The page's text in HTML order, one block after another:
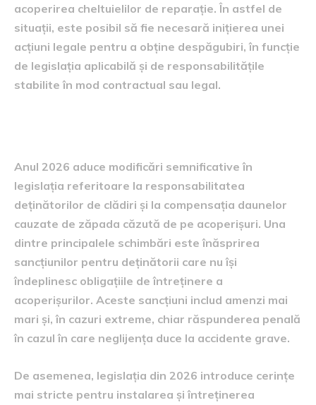
acoperirea cheltuielilor de reparație. În astfel de
situații, este posibil să fie necesară inițierea unei
acțiuni legale pentru a obține despăgubiri, în funcție
de legislația aplicabilă și de responsabilitățile
stabilite în mod contractual sau legal.
Anul 2026 aduce modificări semnificative în
legislația referitoare la responsabilitatea
deținătorilor de clădiri și la compensația daunelor
cauzate de zăpada căzută de pe acoperișuri. Una
dintre principalele schimbări este înăsprirea
sancțiunilor pentru deținătorii care nu își
îndeplinesc obligațiile de întreținere a
acoperișurilor. Aceste sancțiuni includ amenzi mai
mari și, în cazuri extreme, chiar răspunderea penală
în cazul în care neglijența duce la accidente grave.
De asemenea, legislația din 2026 introduce cerințe
mai stricte pentru instalarea și întreținerea